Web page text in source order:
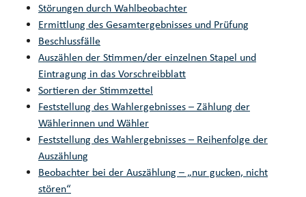
Störungen durch Wahlbeobachter
Ermittlung des Gesamtergebnisses und Prüfung
Beschlussfälle
Auszählen der Stimmen/der einzelnen Stapel und
Eintragung in das Vorschreibblatt
Sortieren der Stimmzettel
Feststellung des Wahlergebnisses – Zählung der
Wählerinnen und Wähler
Feststellung des Wahlergebnisses – Reihenfolge der
Auszählung
Beobachter bei der Auszählung – „nur gucken, nicht
stören“